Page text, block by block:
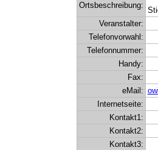
Ortsbeschreibung:
Veranstalter:
Telefonvorwahl:
Telefonnummer:
Handy:
Fax:
eMail:
Internetseite:
Kontakt1:
Kontakt2:
Kontakt3: